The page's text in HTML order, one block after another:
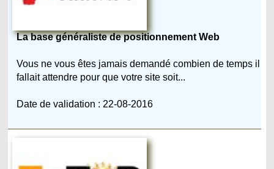
La base généraliste de positionnement Web
Vous ne vous êtes jamais demandé combien de temps il
fallait attendre pour que votre site soit...
Date de validation : 22-08-2016